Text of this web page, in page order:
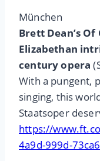
München
Brett Dean’s
Elizabethan
century opera
With a pungent,
singing, this
Staatsoper
https://
4a9d-999d-